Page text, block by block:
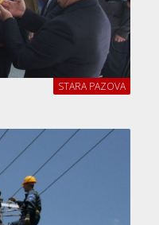
STARA PAZOVA